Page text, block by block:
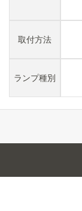
取付方法
ランプ種別